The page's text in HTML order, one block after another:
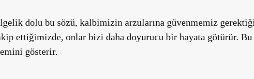
dolu bu sözü, kalbimizin arzularına güvenmemiz
ettiğimizde, onlar bizi daha doyurucu bir hayata götürür.
gösterir.